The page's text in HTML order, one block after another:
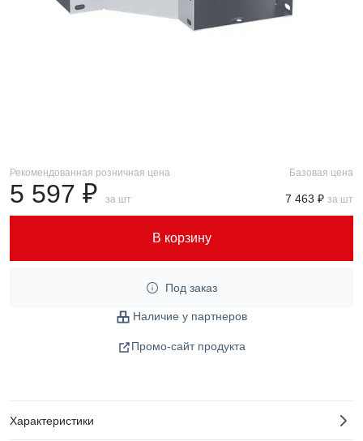
Рекомендованная розничная цена
5 597 ₽ за шт
Базовая цена
7 463 ₽ за шт
В корзину
Под заказ
Наличие у партнеров
Промо-сайт продукта
Характеристики